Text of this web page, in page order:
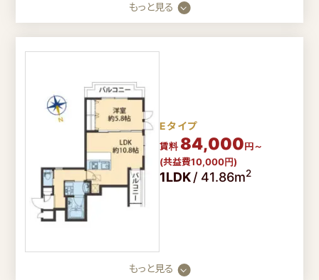
もっと見る
Eタイプ
賃料 84,000円～
(共益費10,000円)
1LDK/ 41.86m2
もっと見る